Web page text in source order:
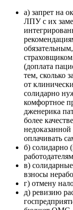
а) запрет на
ЛПУ с их
(доплата
тем, сколько
от
солидарно
комфортное
дженерика
более
оплачивать
б) солидарно
в)
взносы
г) отмену
д) ревизию